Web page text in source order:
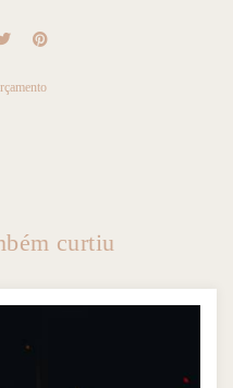
curtiu